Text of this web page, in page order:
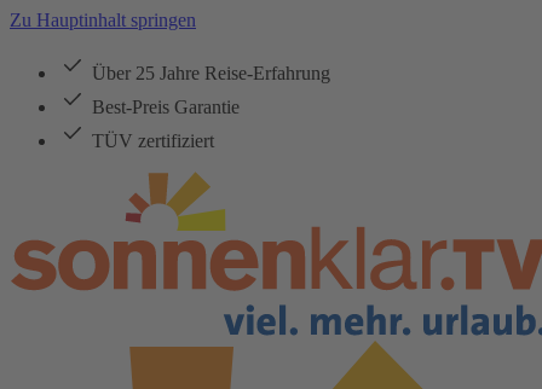
Zu Hauptinhalt springen
Über 25 Jahre Reise-Erfahrung
Best-Preis Garantie
TÜV zertifiziert